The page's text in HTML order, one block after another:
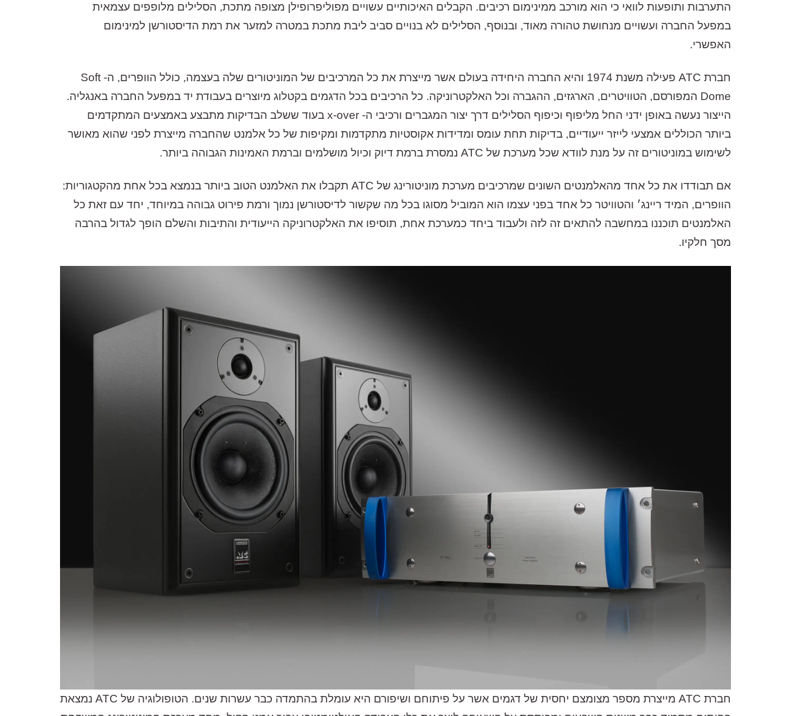
התערבות ותופעות לוואי כי הוא מורכב ממינימום רכיבים. הקבלים האיכותיים עשויים מפוליפרופילן מצופה מתכת, הסלילים מלופפים עצמאית
במפעל החברה ועשויים מנחושת טהורה מאוד, ובנוסף, הסלילים לא בנויים סביב ליבת מתכת במטרה למזער את רמת הדיסטורשן למינימום
האפשרי.
חברת ATC פעילה משנת 1974 והיא החברה היחידה בעולם אשר מייצרת את כל המרכיבים של המוניטורים שלה בעצמה, כולל הוופרים, ה- Soft
Dome המפורסם, הטוויטרים, הארגזים, ההגברה וכל האלקטרוניקה. כל הרכיבים בכל הדגמים בקטלוג מיוצרים בעבודת יד במפעל החברה באנגליה.
הייצור נעשה באופן ידני החל מליפוף וכיפוף הסלילים דרך יצור המגברים ורכיבי ה- x-over בעוד ששלב הבדיקות מתבצע באמצעים המתקדמים
ביותר הכוללים אמצעי לייזר ייעודיים, בדיקות תחת עומס ומדידות אקוסטיות מתקדמות ומקיפות של כל אלמנט שהחברה מייצרת לפני שהוא מאושר
לשימוש במוניטורים זה על מנת לוודא שכל מערכת של ATC נמסרת ברמת דיוק וכיול מושלמים וברמת האמינות הגבוהה ביותר.
אם תבודדו את כל אחד מהאלמנטים השונים שמרכיבים מערכת מוניטורינג של ATC תקבלו את האלמנט הטוב ביותר בנמצא בכל אחת מהקטגוריות:
הוופרים, המיד ריינג׳ והטוויטר כל אחד בפני עצמו הוא המוביל מסוגו בכל מה שקשור לדיסטורשן נמוך ורמת פירוט גבוהה במיוחד, יחד עם זאת כל
האלמנטים תוכננו במחשבה להתאים זה לזה ולעבוד ביחד כמערכת אחת, תוסיפו את האלקטרוניקה הייעודית והתיבות והשלם הופך לגדול בהרבה
מסך חלקיו.
חברת ATC מייצרת מספר מצומצם יחסית של דגמים אשר על פיתוחם ושיפורם היא עומלת בהתמדה כבר עשרות שנים. הטופולוגיה של ATC נמצאת
פגישת ההדגמה והיעוץ תיערך בתיאום מראש במתחם שלנו. התקשרו עכשיו או השאירו פרטים וניצור
איתכם קשר לתיאום